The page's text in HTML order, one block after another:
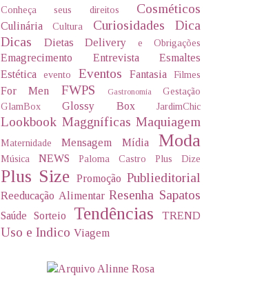
Conheça seus direitos Cosméticos
Culinária Cultura Curiosidades
Dica
Dicas
Dietas Delivery e Obrigações
Emagrecimento Entrevista
Esmaltes
Estética
evento Eventos Fantasia Filmes
For Men FWPS Gastronomia
Gestação
GlamBox
Glossy Box JardimChic
Lookbook Maggníficas Maquiagem
Maternidade Mensagem Mídia Moda
Música NEWS Paloma Castro Plus Dize
Plus Size Promoção Publieditorial
Reeducação Alimentar Resenha Sapatos
Saúde Sorteio Tendências TREND
Uso e Indico Viagem